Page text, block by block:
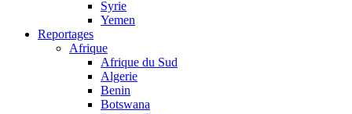
Syrie
Yemen
Reportages
Afrique
Afrique du Sud
Algerie
Benin
Botswana